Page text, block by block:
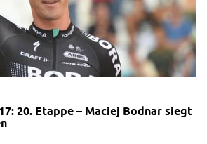
20. Etappe – Maciej Bodnar siegt